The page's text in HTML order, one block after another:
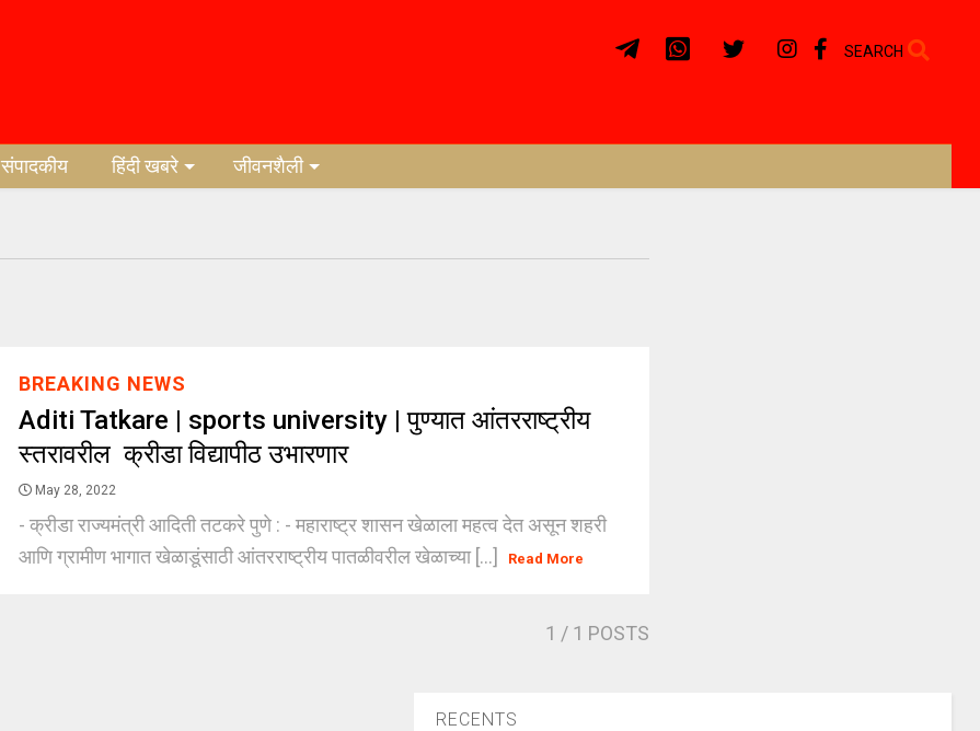
SEARCH
संपादकीय हिंदी खबरे जीवनशैली
BREAKING NEWS
Aditi Tatkare | sports university | पुण्यात आंतरराष्ट्रीय
स्तरावरील क्रीडा विद्यापीठ उभारणार
May 28, 2022
- क्रीडा राज्यमंत्री आदिती तटकरे पुणे : - महाराष्ट्र शासन खेळाला महत्व देत असून शहरी
आणि ग्रामीण भागात खेळाडूंसाठी आंतरराष्ट्रीय पातळीवरील खेळाच्या [...]
Read More
1 / 1 POSTS
RECENTS